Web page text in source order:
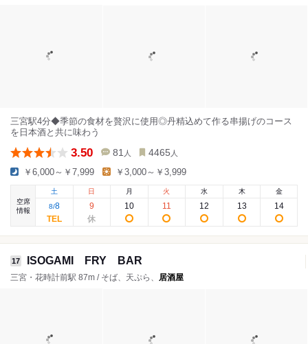
三宮駅4分◆季節の食材を贅沢に使用◎丹精込めて作る串揚げのコース
を日本酒と共に味わう
3.50 81 人 4465 人
￥6,000～￥7,999 ￥3,000～￥3,999
空席
情報
土
8/8
日
9
月
10
火
11
水
12
木
13
金
14
17 ISOGAMI FRY BAR
三宮・花時計前駅 87m / そば、天ぷら、 居酒屋